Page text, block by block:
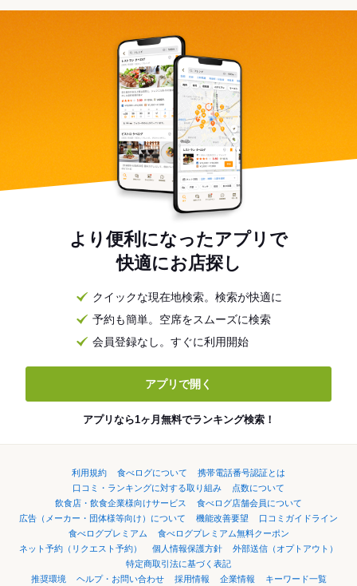
より便利になったアプリで
快適にお店探し
クイックな現在地検索。検索が快適に
予約も簡単。空席をスムーズに検索
会員登録なし。すぐに利用開始
アプリで開く
アプリなら1ヶ月無料でランキング検索！
利用規約 食べログについて
携帯電話番号認証とは
口コミ・ランキングに対する取り組み
点数について
飲食店・飲食企業様向けサービス
食べログ店舗会員について
広告（メーカー・団体様等向け）について
機能改善要望
口コミガイドライン
食べログプレミアム
食べログプレミアム無料クーポン
ネット予約（リクエスト予約）
個人情報保護方針
外部送信（オプトアウト）
特定商取引法に基づく表記
推奨環境
ヘルプ・お問い合わせ 採用情報 企業情報 キーワード一覧